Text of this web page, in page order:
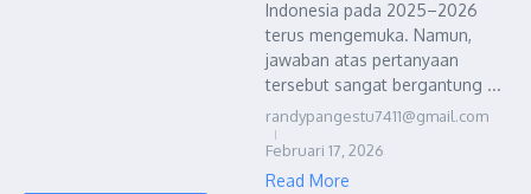
Indonesia pada 2025–2026
terus mengemuka. Namun,
jawaban atas pertanyaan
tersebut sangat bergantung ...
randypangestu7411@gmail.com
Februari 17, 2026
Read More